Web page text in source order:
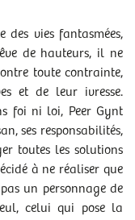
des vies fantasmées,
de hauteurs, il ne
toute contrainte,
et de leur ivresse.
foi ni loi, Peer Gynt
ses responsabilités,
toutes les solutions
à ne réaliser que
un personnage de
celui qui pose la